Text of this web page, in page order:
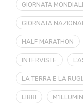
GIORNATA
GIORNATA
HALF MARATHON
INTERVISTE
LA TERRA E LA
LIBRI